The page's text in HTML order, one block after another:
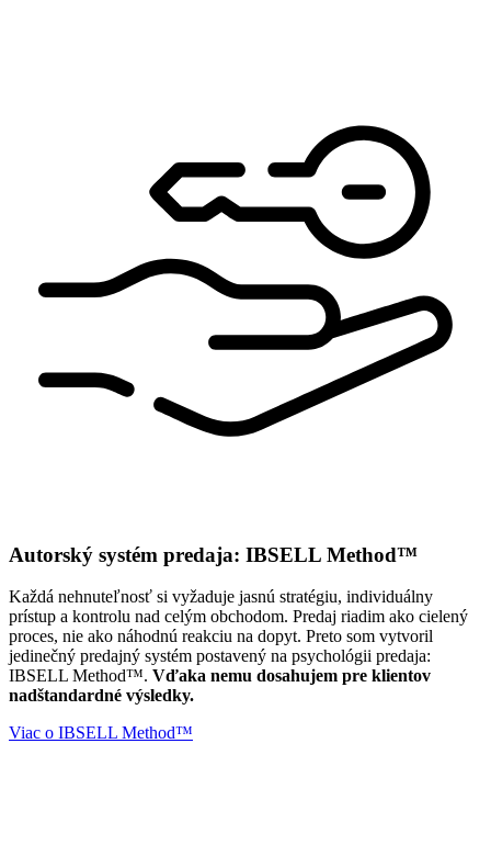
Autorský systém predaja: IBSELL Method™
Každá nehnuteľnosť si vyžaduje jasnú stratégiu, individuálny
prístup a kontrolu nad celým obchodom. Predaj riadim ako cielený
proces, nie ako náhodnú reakciu na dopyt. Preto som vytvoril
jedinečný predajný systém postavený na psychológii predaja:
IBSELL Method™. Vďaka nemu dosahujem pre klientov
nadštandardné výsledky.
Viac o IBSELL Method™